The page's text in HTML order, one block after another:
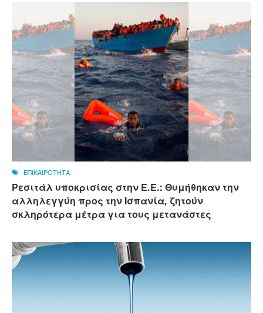
ΕΠΙΚΑΙΡΟΤΗΤΑ
Ρεσιτάλ υποκρισίας στην Ε.Ε.: Θυμήθηκαν την
αλληλεγγύη προς την Ισπανία, ζητούν
σκληρότερα μέτρα για τους μετανάστες